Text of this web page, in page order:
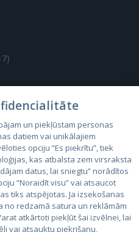
un piekļūstam personas
datiem vai unikālajiem
opciju “Es piekrītu”, tiek
kas atbalsta zem virsraksta
datus, lai sniegtu” norādītos
“Noraidīt visu” vai atsaucot
tiks atspējotas. Ja izsekošanas
no redzamā satura un reklāmām
atkārtoti piekļūt šai izvēlnei, lai
vai atsauktu piekrišanu,